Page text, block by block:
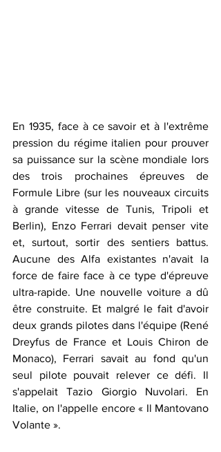
En 1935, face à ce savoir et à l'extrême
pression du régime italien pour prouver
sa puissance sur la scène mondiale lors
des trois prochaines épreuves de
Formule Libre (sur les nouveaux circuits
à grande vitesse de Tunis, Tripoli et
Berlin), Enzo Ferrari devait penser vite
et, surtout, sortir des sentiers battus.
Aucune des Alfa existantes n'avait la
force de faire face à ce type d'épreuve
ultra-rapide. Une nouvelle voiture a dû
être construite. Et malgré le fait d'avoir
deux grands pilotes dans l'équipe (René
Dreyfus de France et Louis Chiron de
Monaco), Ferrari savait au fond qu'un
seul pilote pouvait relever ce défi. Il
s'appelait Tazio Giorgio Nuvolari. En
Italie, on l'appelle encore « Il Mantovano
Volante ».